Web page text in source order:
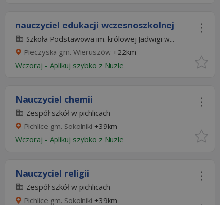
nauczyciel edukacji wczesnoszkolnej
Szkoła Podstawowa im. królowej Jadwigi w...
Pieczyska gm. Wieruszów +22km
Wczoraj - Aplikuj szybko z Nuzle
Nauczyciel chemii
Zespół szkół w pichlicach
Pichlice gm. Sokolniki +39km
Wczoraj - Aplikuj szybko z Nuzle
Nauczyciel religii
Zespół szkół w pichlicach
Pichlice gm. Sokolniki +39km